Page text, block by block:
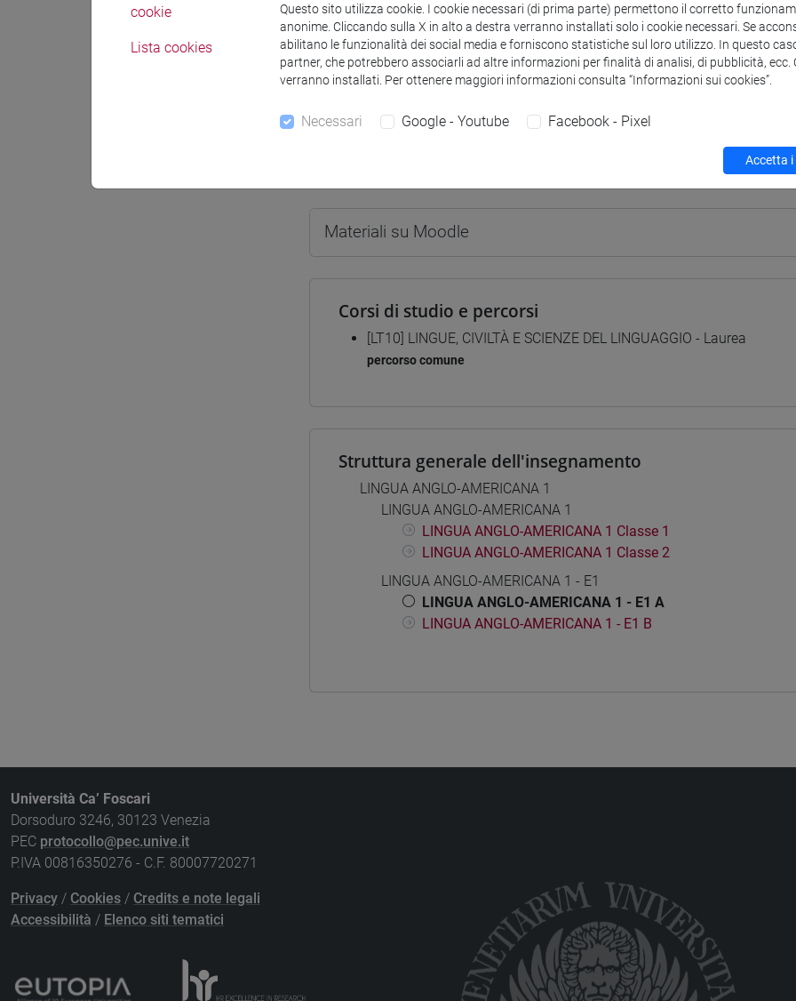
Esperti linguistici
CAWTHRA Christina- 150h Esercitazioni
Materiali su Moodle
Corsi di studio e percorsi
[LT10] LINGUE, CIVILTÀ E SCIENZE DEL LINGUAGGIO - Laurea
percorso comune
Struttura generale dell'insegnamento
LINGUA ANGLO-AMERICANA 1
LINGUA ANGLO-AMERICANA 1
LINGUA ANGLO-AMERICANA 1 Classe 1
LINGUA ANGLO-AMERICANA 1 Classe 2
LINGUA ANGLO-AMERICANA 1 - E1
LINGUA ANGLO-AMERICANA 1 - E1 A
LINGUA ANGLO-AMERICANA 1 - E1 B
Università Ca’ Foscari
Dorsoduro 3246, 30123 Venezia
PEC protocollo@pec.unive.it
P.IVA 00816350276 - C.F. 80007720271
Privacy / Cookies / Credits e note legali
Accessibilità / Elenco siti tematici
cookie
Lista cookies
Questo sito utilizza cookie. I cookie necessari (di prima parte) permettono il corretto
anonime. Cliccando sulla X in alto a destra verranno installati solo i cookie necessari. Se
abilitano le funzionalità dei social media e forniscono statistiche sul loro utilizzo. In questo
partner, che potrebbero associarli ad altre informazioni per finalità di analisi, di pubblicità, ecc.
verranno installati. Per ottenere maggiori informazioni consulta “Informazioni sui cookies”.
Necessari Google - Youtube Facebook - Pixel
Accetta i